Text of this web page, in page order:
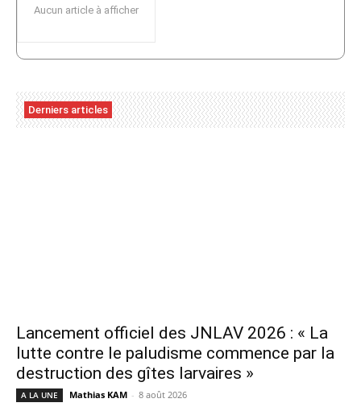
Aucun article à afficher
Derniers articles
Lancement officiel des JNLAV 2026 : « La
lutte contre le paludisme commence par la
destruction des gîtes larvaires »
A LA UNE Mathias KAM - 8 août 2026